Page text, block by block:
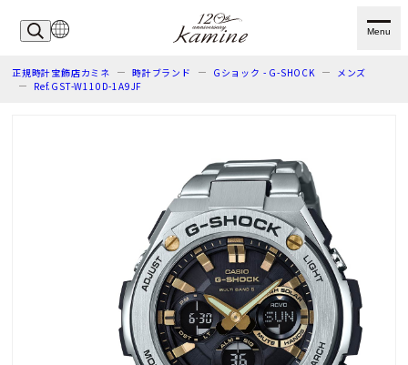
Menu
正規時計宝飾店カミネ 時計ブランド Gショック - G-SHOCK
メンズ
Ref.GST-W110D-1A9JF